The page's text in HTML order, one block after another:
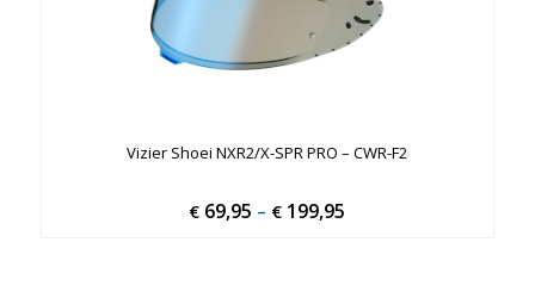
Vizier Shoei NXR2/X-SPR PRO – CWR-F2
€ 69,95 – € 199,95